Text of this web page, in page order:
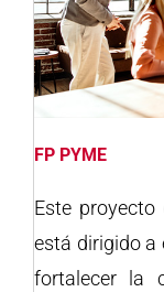
FP PYME
Este
está dirigido a
fortalecer la